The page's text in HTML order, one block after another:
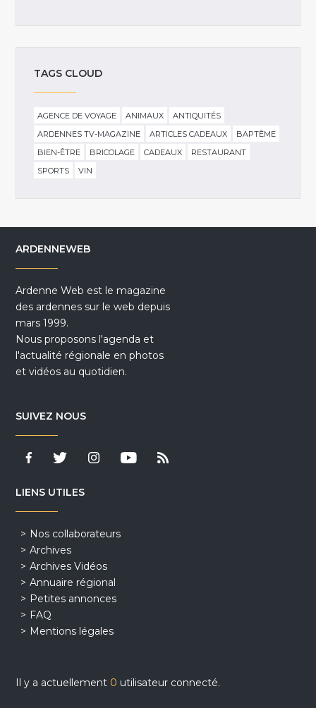
TAGS CLOUD
AGENCE DE VOYAGE ANIMAUX
ANTIQUITÉS
ARDENNES TV-MAGAZINE
ARTICLES CADEAUX
BAPTÊME
BIEN-ÊTRE
BRICOLAGE CADEAUX
RESTAURANT
SPORTS
VIN
ARDENNEWEB
Ardenne Web est le magazine
des ardennes sur le web depuis
mars 1999.
Nous proposons l'agenda et
l'actualité régionale en photos
et vidéos au quotidien.
SUIVEZ NOUS
LIENS UTILES
Nos collaborateurs
Archives
Archives Vidéos
Annuaire régional
Petites annonces
FAQ
Mentions légales
Il y a actuellement 0 utilisateur connecté.